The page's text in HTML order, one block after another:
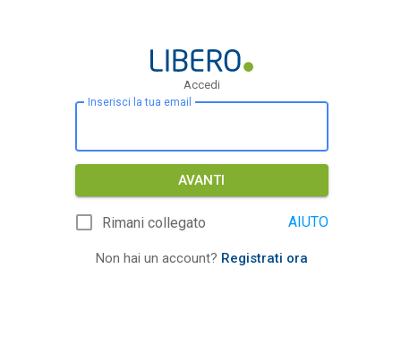
Accedi
Inserisci la tua email
AVANTI
Rimani collegato AIUTO
Non hai un account? Registrati ora